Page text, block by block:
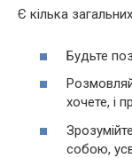
Є кілька
Будьте
хочете, і
собою,